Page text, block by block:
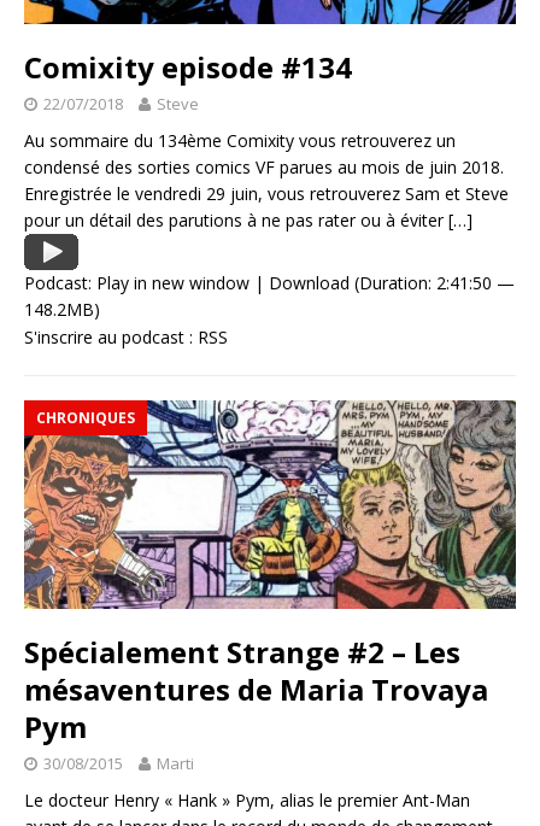
Comixity episode #134
22/07/2018 Steve
Au sommaire du 134ème Comixity vous retrouverez un
condensé des sorties comics VF parues au mois de juin 2018.
Enregistrée le vendredi 29 juin, vous retrouverez Sam et Steve
pour un détail des parutions à ne pas rater ou à éviter[…]
Podcast: Play in new window | Download (Duration: 2:41:50 —
148.2MB)
S'inscrire au podcast : RSS
CHRONIQUES
Spécialement Strange #2 – Les
mésaventures de Maria Trovaya
Pym
30/08/2015 Marti
Le docteur Henry « Hank » Pym, alias le premier Ant-Man